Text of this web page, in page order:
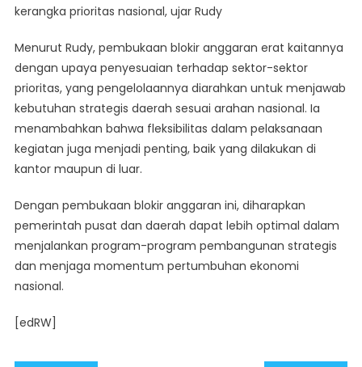
kerangka prioritas nasional, ujar Rudy
Menurut Rudy, pembukaan blokir anggaran erat kaitannya
dengan upaya penyesuaian terhadap sektor-sektor
prioritas, yang pengelolaannya diarahkan untuk menjawab
kebutuhan strategis daerah sesuai arahan nasional. Ia
menambahkan bahwa fleksibilitas dalam pelaksanaan
kegiatan juga menjadi penting, baik yang dilakukan di
kantor maupun di luar.
Dengan pembukaan blokir anggaran ini, diharapkan
pemerintah pusat dan daerah dapat lebih optimal dalam
menjalankan program-program pembangunan strategis
dan menjaga momentum pertumbuhan ekonomi
nasional.
[edRW]